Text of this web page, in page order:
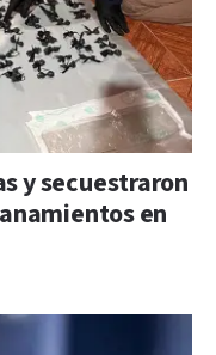
y secuestraron
en